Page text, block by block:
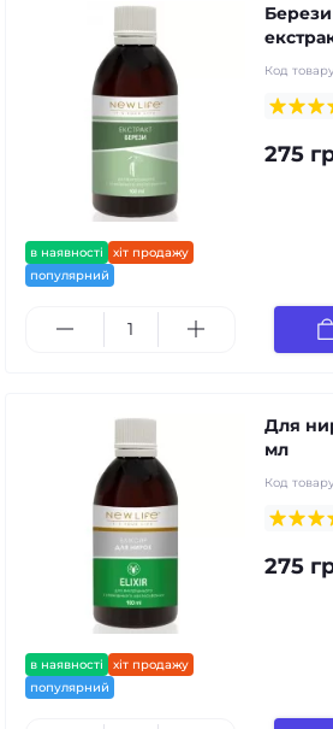
в наявності
хіт продажу
популярний
Код
275
в наявності
хіт продажу
популярний
Для
мл
Код
275